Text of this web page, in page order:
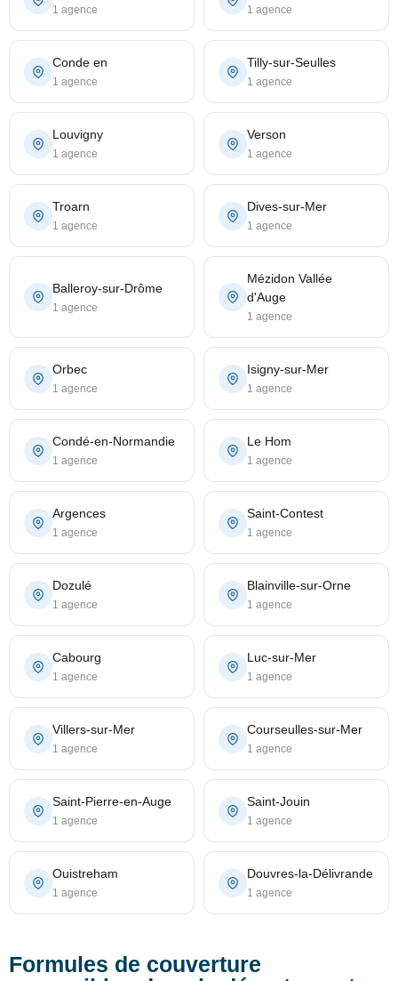
1 agence 1 agence
Conde en
1 agence
Tilly-sur-Seulles
1 agence
Louvigny
1 agence
Verson
1 agence
Troarn
1 agence
Dives-sur-Mer
1 agence
Balleroy-sur-Drôme
1 agence
Mézidon Vallée
d'Auge
1 agence
Orbec
1 agence
Isigny-sur-Mer
1 agence
Condé-en-Normandie
1 agence
Le Hom
1 agence
Argences
1 agence
Saint-Contest
1 agence
Dozulé
1 agence
Blainville-sur-Orne
1 agence
Cabourg
1 agence
Luc-sur-Mer
1 agence
Villers-sur-Mer
1 agence
Courseulles-sur-Mer
1 agence
Saint-Pierre-en-Auge
1 agence
Saint-Jouin
1 agence
Ouistreham
1 agence
Douvres-la-Délivrande
1 agence
Formules de couverture